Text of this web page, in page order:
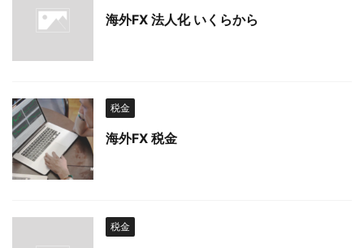
海外FX 法人化 いくらから
税金
海外FX 税金
税金